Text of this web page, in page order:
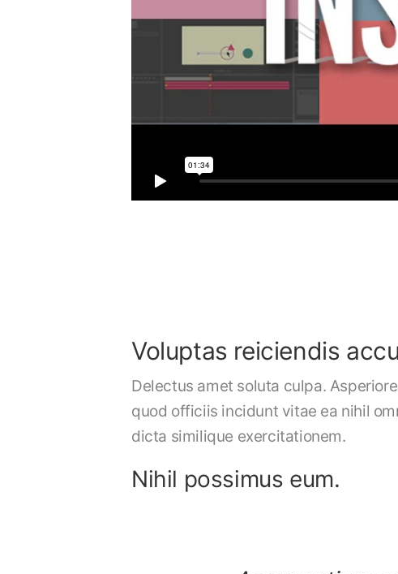
Voluptas reiciendis
Delectus amet soluta culpa.
quod officiis incidunt vitae ea nihil
dicta similique exercitationem.
Nihil possimus eum.